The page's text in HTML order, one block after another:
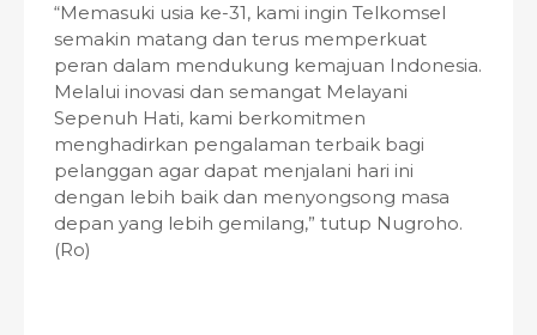
“Memasuki usia ke-31, kami ingin Telkomsel
semakin matang dan terus memperkuat
peran dalam mendukung kemajuan Indonesia.
Melalui inovasi dan semangat Melayani
Sepenuh Hati, kami berkomitmen
menghadirkan pengalaman terbaik bagi
pelanggan agar dapat menjalani hari ini
dengan lebih baik dan menyongsong masa
depan yang lebih gemilang,” tutup Nugroho.
(Ro)